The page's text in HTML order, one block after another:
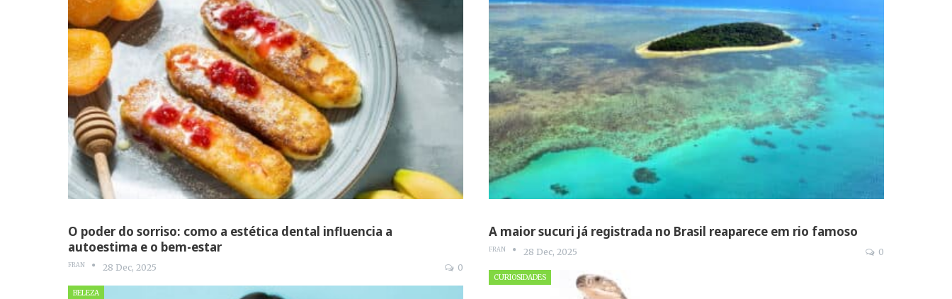
O poder do sorriso: como a estética dental influencia a
autoestima e o bem-estar
FRAN 28 Dec, 2025 0
BELEZA
A maior sucuri já registrada no Brasil reaparece em rio famoso
FRAN 28 Dec, 2025 0
CURIOSIDADES